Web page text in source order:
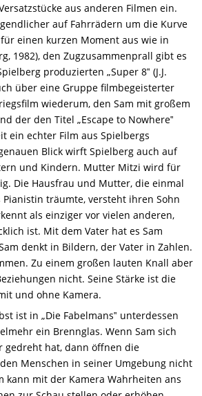
aus anderen Filmen ein.
auf Fahrrädern um die Kurve
einen kurzen Moment aus wie in
1982), den Zugzusammenprall gibt es
produzierten „Super 8‟ (J.J.
über eine Gruppe filmbegeisterter
wiederum, den Sam mit großem
der den Titel „Escape to Nowhere‟
ein echter Film aus Spielbergs
Blick wirft Spielberg auch auf
und Kindern. Mutter Mitzi wird für
Die Hausfrau und Mutter, die einmal
träumte, versteht ihren Sohn
als einziger vor vielen anderen,
ist. Mit dem Vater hat es Sam
denkt in Bildern, der Vater in Zahlen.
Zu einem großen lauten Knall aber
nicht. Seine Stärke ist die
und ohne Kamera.
ist in „Die Fabelmans‟ unterdessen
ein Brennglas. Wenn Sam sich
gedreht hat, dann öffnen die
Menschen in seiner Umgebung nicht
kann mit der Kamera Wahrheiten ans